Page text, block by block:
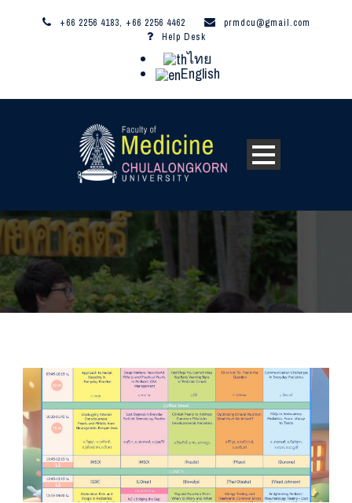
+66 2256 4183, +66 2256 4462
prmdcu@gmail.com
Help Desk
ไทย
English